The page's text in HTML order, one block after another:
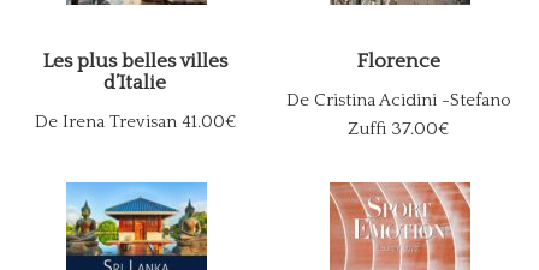
Les plus belles villes
d’Italie
De Irena Trevisan 41.00€
Florence
De Cristina Acidini -Stefano
Zuffi 37.00€